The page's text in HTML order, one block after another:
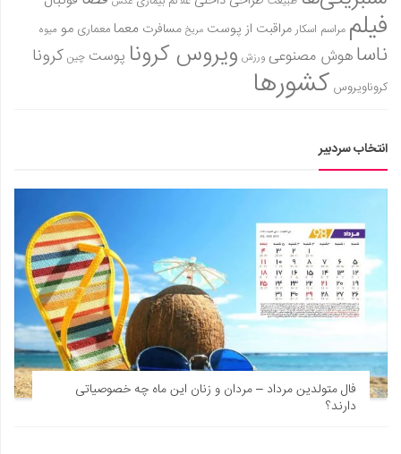
فیلم مراسم اسکارمراقبت از پوست مریخ مسافرت معمامعماری مو میوه
ناساهوش مصنوعی ورزش ویروس کرونا پوست چین کرونا
کروناویروس کشورها
انتخاب سردبیر
فال متولدین مرداد – مردان و زنان این ماه چه خصوصیاتی
دارند؟